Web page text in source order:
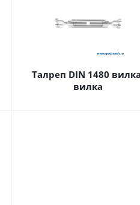
Талреп DIN 1480
вилка